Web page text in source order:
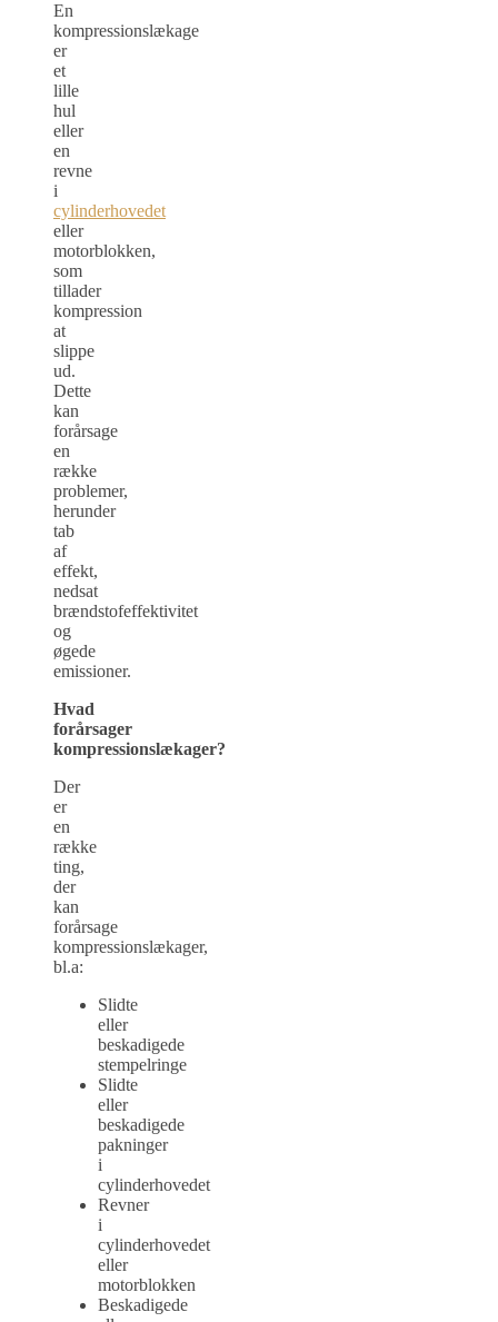
En
kompressionslækage
er
et
lille
hul
eller
en
revne
i
cylinderhovedet
eller
motorblokken,
som
tillader
kompression
at
slippe
ud.
Dette
kan
forårsage
en
række
problemer,
herunder
tab
af
effekt,
nedsat
brændstofeffektivitet
og
øgede
emissioner.
Hvad
forårsager
kompressionslækager?
Der
er
en
række
ting,
der
kan
forårsage
kompressionslækager,
bl.a:
Slidte
eller
beskadigede
stempelringe
Slidte
eller
beskadigede
pakninger
i
cylinderhovedet
Revner
i
cylinderhovedet
eller
motorblokken
Beskadigede